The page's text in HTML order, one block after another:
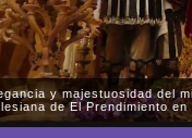
Parroquia Nuestra Señora
del Señor de las